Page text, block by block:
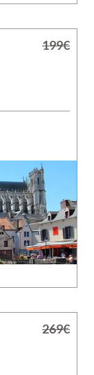
199€
269€